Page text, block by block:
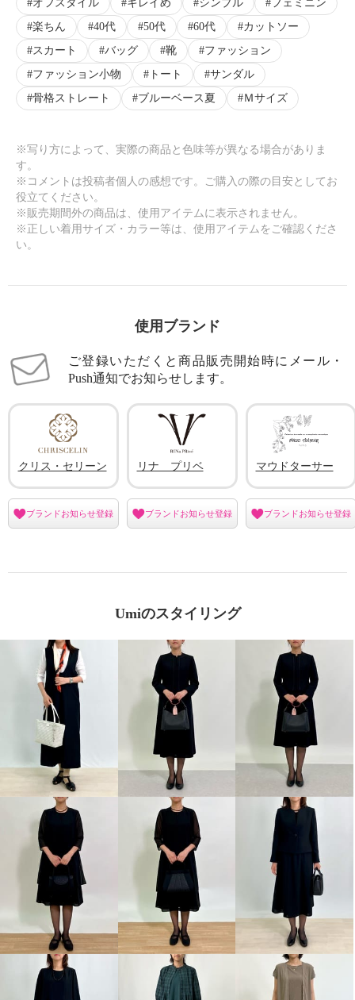
オフスタイル キレイめ シンプル
フェミニン
楽ちん
40代 50代 60代
カットソー
スカート
バッグ 靴
ファッション
ファッション小物
トート
サンダル
骨格ストレート
ブルーベース夏 Ｍサイズ
※写り方によって、実際の商品と色味等が異なる場合がありま
す。
※コメントは投稿者個人の感想です。ご購入の際の目安としてお
役立てください。
※販売期間外の商品は、使用アイテムに表示されません。
※正しい着用サイズ・カラー等は、使用アイテムをご確認くださ
い。
使用ブランド
ご登録いただくと商品販売開始時にメール・
Push通知でお知らせします。
クリス・セリーン
ブランドお知らせ登録
リナ プリベ
ブランドお知らせ登録
マウドターサー
ブランドお知らせ登録
Umiのスタイリング